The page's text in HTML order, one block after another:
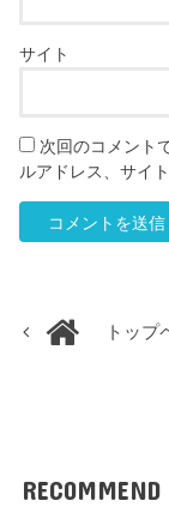
サイト
次回のコメント
ルアドレス、サイ
トップ
RECOMMEND